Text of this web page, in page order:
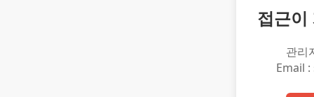
접근이
관리
Email